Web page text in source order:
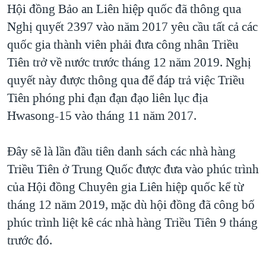
Hội đồng Bảo an Liên hiệp quốc đã thông qua
Nghị quyết 2397 vào năm 2017 yêu cầu tất cả các
quốc gia thành viên phải đưa công nhân Triều
Tiên trở về nước trước tháng 12 năm 2019. Nghị
quyết này được thông qua để đáp trả việc Triều
Tiên phóng phi đạn đạn đạo liên lục địa
Hwasong-15 vào tháng 11 năm 2017.
Đây sẽ là lần đầu tiên danh sách các nhà hàng
Triều Tiên ở Trung Quốc được đưa vào phúc trình
của Hội đồng Chuyên gia Liên hiệp quốc kể từ
tháng 12 năm 2019, mặc dù hội đồng đã công bố
phúc trình liệt kê các nhà hàng Triều Tiên 9 tháng
trước đó.